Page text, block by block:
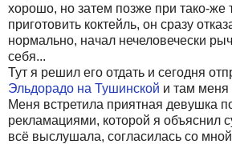
хорошо, но затем позже при тако-же
приготовить коктейль, он сразу
нормально, начал нечеловечески
себя...
Тут я решил его отдать и сегодня
Эльдорадо на Тушинской и там меня
Меня встретила приятная девушка
рекламациями, которой я объяснил
всё выслушала, согласилась со